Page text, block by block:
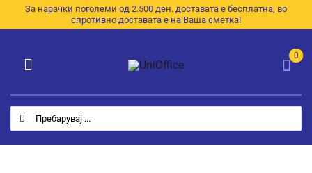
to
За нарачки поголеми од 2.500 ден. доставата е бесплатна, во
спротивно доставата е на Ваша сметка!
Search
for:
0
Toggle
Navigation
Категории
Почетна